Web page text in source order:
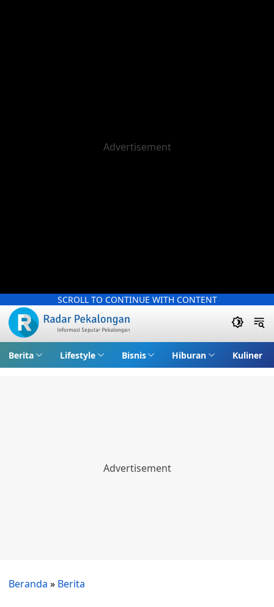
SCROLL TO CONTINUE WITH CONTENT
Berita Lifestyle Bisnis Hiburan Kuliner
Beranda » Berita